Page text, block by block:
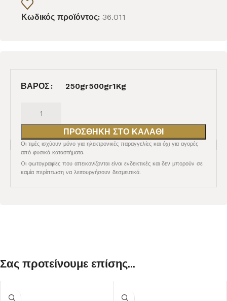
Κωδικός προϊόντος: 36.011
ΒΆΡΟΣ 250gr500gr1Kg
ΠΡΟΣΘΉΚΗ ΣΤΟ ΚΑΛΆΘΙ
Οι τιμές ισχύουν μόνο για ηλεκτρονικές παραγγελίες και όχι για αγορές
από φυσικά καταστήματα.
Oι φωτογραφίες που απεικονίζονται είναι ενδεικτικές και δεν μπορούν σε
καμία περίπτωση να λειτουργήσουν δεσμευτικά.
Σας προτείνουμε επίσης...